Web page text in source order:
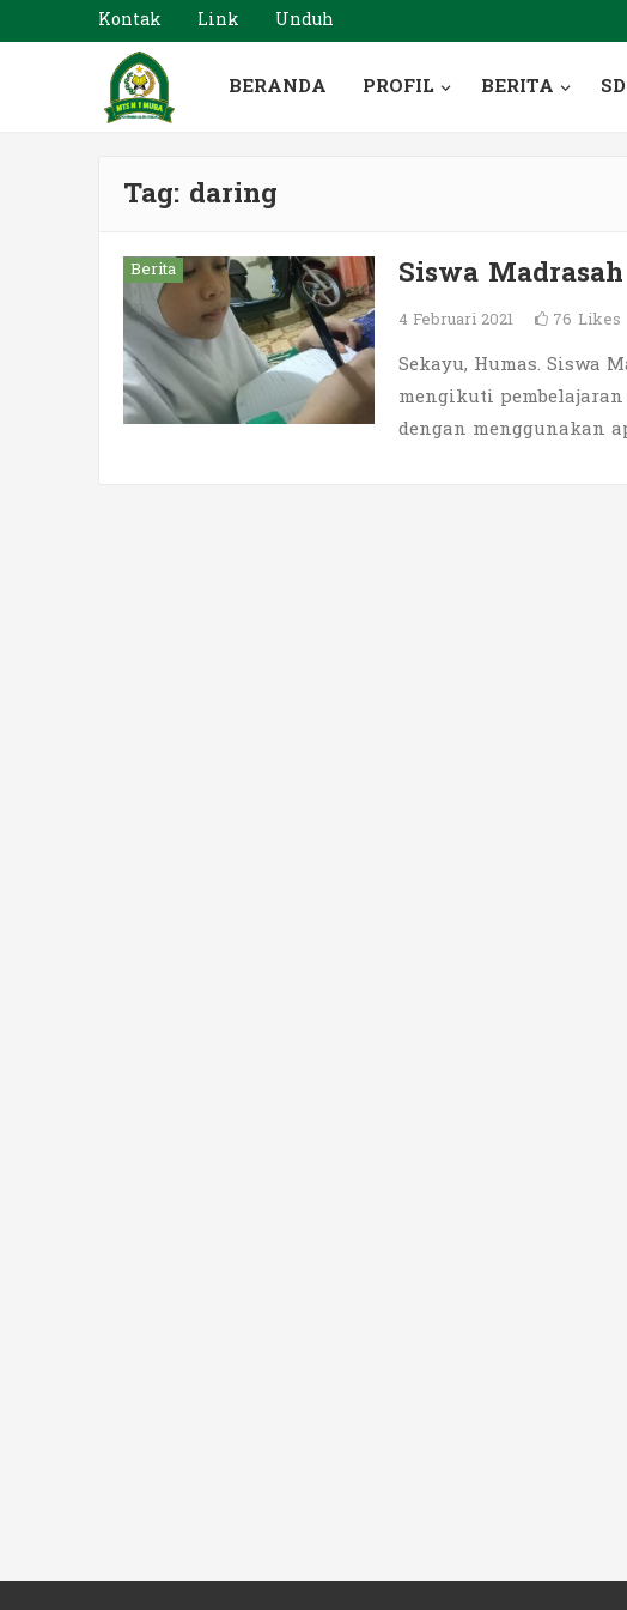
Kontak Link Unduh
BERANDA PROFIL BERITA
Tag: daring
Berita Siswa
4 Februari 2021 76 Likes
Sekayu, Humas. Siswa
mengikuti
dengan menggunakan